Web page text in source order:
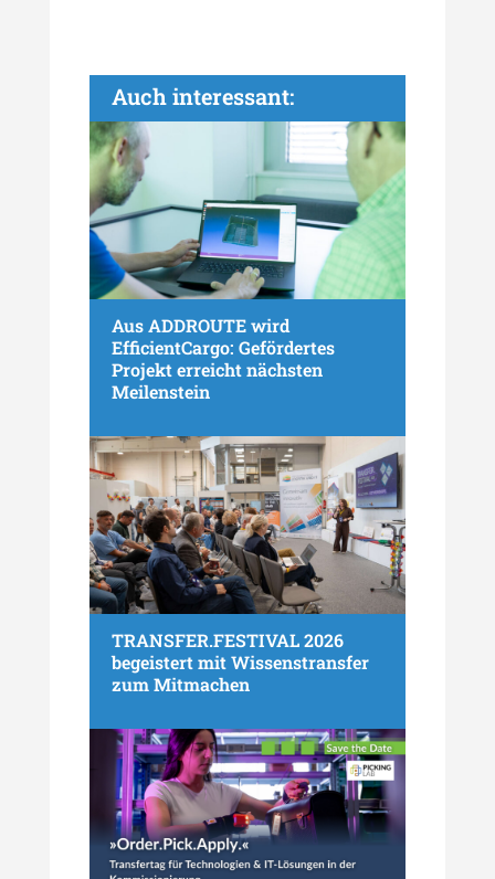
Auch interessant:
Aus ADDROUTE wird
EfficientCargo: Gefördertes
Projekt erreicht nächsten
Meilenstein
TRANSFER.FESTIVAL 2026
begeistert mit Wissenstransfer
zum Mitmachen